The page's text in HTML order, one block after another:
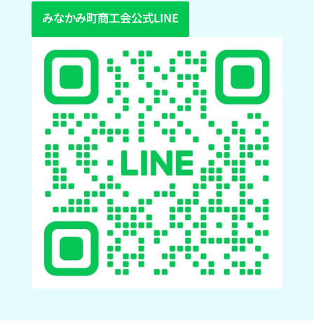
みなかみ町商工会公式LINE